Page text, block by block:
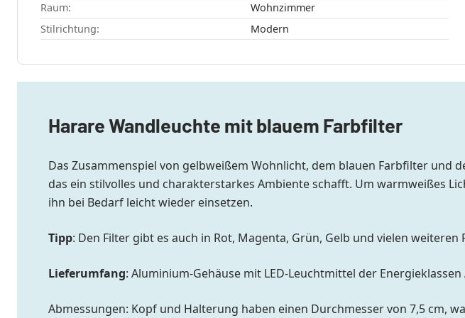
Raum:
Wohnzimmer
Stilrichtung:
Modern
Harare Wandleuchte mit blauem Farbfilter
Das Zusammenspiel von gelbweißem Wohnlicht, dem blauen Farbfilter
das ein stilvolles und charakterstarkes Ambiente schafft. Um warmweißes
ihn bei Bedarf leicht wieder einsetzen.
Tipp: Den Filter gibt es auch in Rot, Magenta, Grün, Gelb und vielen weiteren
Lieferumfang: Aluminium-Gehäuse mit LED-Leuchtmittel der
Abmessungen: Kopf und Halterung haben einen Durchmesser von 7,5 cm,